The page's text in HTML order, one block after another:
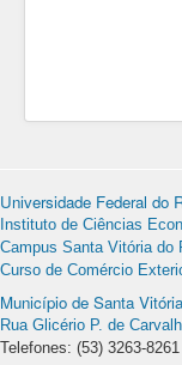
Universidade Federal do
Instituto de Ciências
Campus Santa Vitória do
Curso de Comércio
Município de Santa
Rua Glicério P. de
Telefones: (53) 3263-